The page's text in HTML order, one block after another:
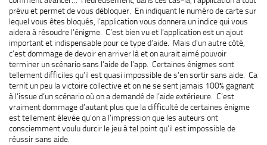
prévu et permet de vous débloquer. En indiquant le numéro de carte sur
lequel vous êtes bloqués, l’application vous donnera un indice qui vous
aidera à résoudre l’énigme. C’est bien vu et l’application est un ajout
important et indispensable pour ce type d’aide. Mais d’un autre côté,
c’est dommage de devoir en arriver là et on aurait aimé pouvoir
terminer un scénario sans l’aide de l’app. Certaines énigmes sont
tellement difficiles qu’il est quasi impossible de s’en sortir sans aide. Ca
ternit un peu la victoire collective et on ne se sent jamais 100% gagnant
à l’issue d’un scénario où on a demandé de l’aide extérieure. C’est
vraiment dommage d’autant plus que la difficulté de certaines énigme
est tellement élevée qu’on a l’impression que les auteurs ont
consciemment voulu durcir le jeu à tel point qu’il est impossible de
réussir sans aide.